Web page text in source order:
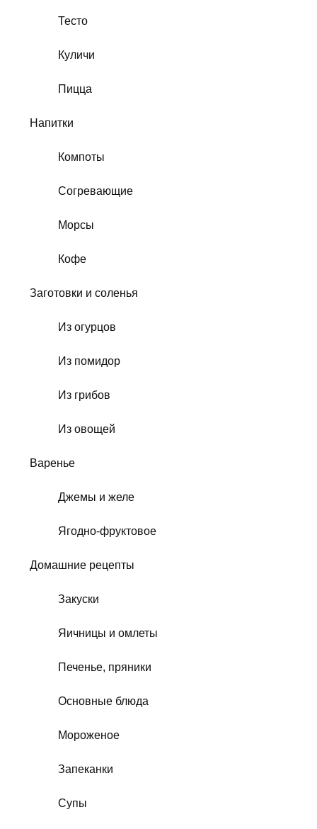
Тесто
Куличи
Пицца
Напитки
Компоты
Согревающие
Морсы
Кофе
Заготовки и соленья
Из огурцов
Из помидор
Из грибов
Из овощей
Варенье
Джемы и желе
Ягодно-фруктовое
Домашние рецепты
Закуски
Яичницы и омлеты
Печенье, пряники
Основные блюда
Мороженое
Запеканки
Супы